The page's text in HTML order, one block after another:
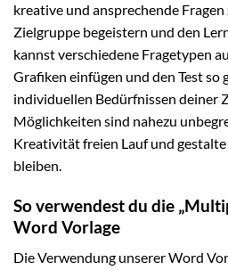
kreative und ansprechende
Zielgruppe begeistern und den
kannst verschiedene Fragetypen
Grafiken einfügen und den Test so
individuellen Bedürfnissen deiner
Möglichkeiten sind nahezu
Kreativität freien Lauf und gestalte
bleiben.
So verwendest du die
Word Vorlage
Die Verwendung unserer Word